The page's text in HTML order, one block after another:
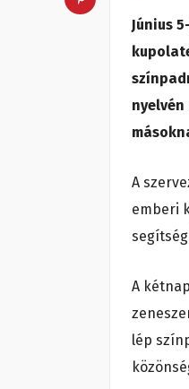
Június
A
emberi
A
lép